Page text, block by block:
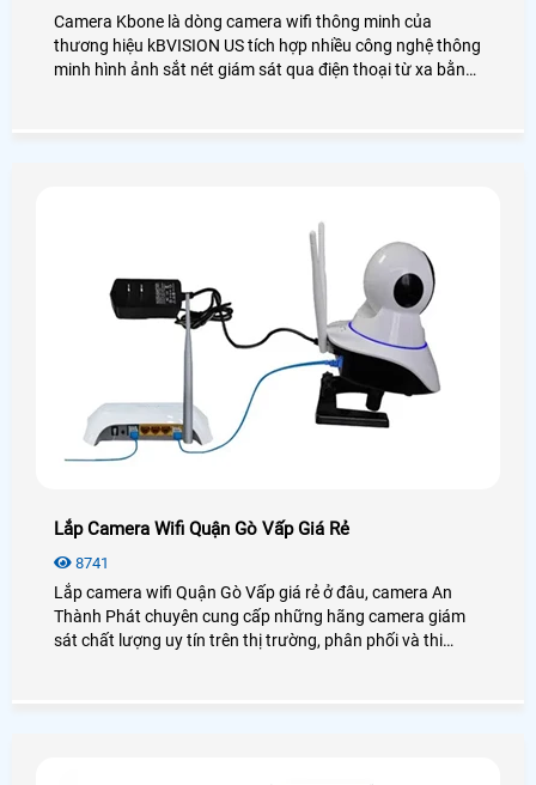
Camera Kbone là dòng camera wifi thông minh của
thương hiệu kBVISION US tích hợp nhiều công nghệ thông
minh hình ảnh sắt nét giám sát qua điện thoại từ xa bằng
Lắp Camera Wifi Quận Gò Vấp Giá Rẻ
8741
Lắp camera wifi Quận Gò Vấp giá rẻ ở đâu, camera An
Thành Phát chuyên cung cấp những hãng camera giám
sát chất lượng uy tín trên thị trường, phân phối và thi